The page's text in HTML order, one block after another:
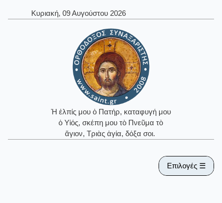
Κυριακή, 09 Αυγούστου 2026
Ἡ ἐλπίς μου ὁ Πατήρ, καταφυγή μου
ὁ Υἱός, σκέπη μου τὸ Πνεῦμα τὸ
ἅγιον, Τριὰς ἁγία, δόξα σοι.
Επιλογές ☰